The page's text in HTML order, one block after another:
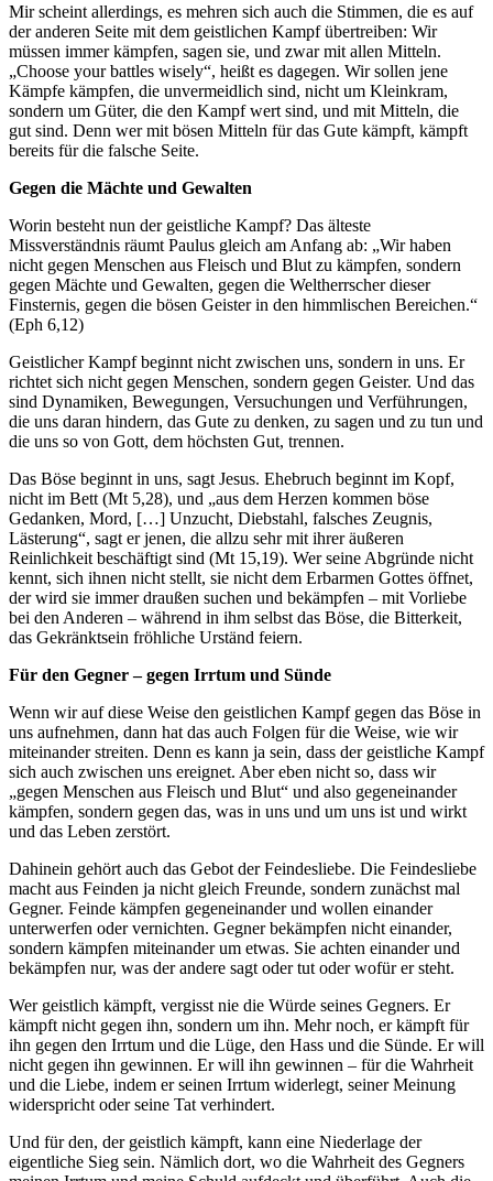
Mir scheint allerdings, es mehren sich auch die Stimmen, die es auf
der anderen Seite mit dem geistlichen Kampf übertreiben: Wir
müssen immer kämpfen, sagen sie, und zwar mit allen Mitteln.
„Choose your battles wisely“, heißt es dagegen. Wir sollen jene
Kämpfe kämpfen, die unvermeidlich sind, nicht um Kleinkram,
sondern um Güter, die den Kampf wert sind, und mit Mitteln, die
gut sind. Denn wer mit bösen Mitteln für das Gute kämpft, kämpft
bereits für die falsche Seite.
Gegen die Mächte und Gewalten
Worin besteht nun der geistliche Kampf? Das älteste
Missverständnis räumt Paulus gleich am Anfang ab: „Wir haben
nicht gegen Menschen aus Fleisch und Blut zu kämpfen, sondern
gegen Mächte und Gewalten, gegen die Weltherrscher dieser
Finsternis, gegen die bösen Geister in den himmlischen Bereichen.“
(Eph 6,12)
Geistlicher Kampf beginnt nicht zwischen uns, sondern in uns. Er
richtet sich nicht gegen Menschen, sondern gegen Geister. Und das
sind Dynamiken, Bewegungen, Versuchungen und Verführungen,
die uns daran hindern, das Gute zu denken, zu sagen und zu tun und
die uns so von Gott, dem höchsten Gut, trennen.
Das Böse beginnt in uns, sagt Jesus. Ehebruch beginnt im Kopf,
nicht im Bett (Mt 5,28), und „aus dem Herzen kommen böse
Gedanken, Mord, […] Unzucht, Diebstahl, falsches Zeugnis,
Lästerung“, sagt er jenen, die allzu sehr mit ihrer äußeren
Reinlichkeit beschäftigt sind (Mt 15,19). Wer seine Abgründe nicht
kennt, sich ihnen nicht stellt, sie nicht dem Erbarmen Gottes öffnet,
der wird sie immer draußen suchen und bekämpfen – mit Vorliebe
bei den Anderen – während in ihm selbst das Böse, die Bitterkeit,
das Gekränktsein fröhliche Urständ feiern.
Für den Gegner – gegen Irrtum und Sünde
Wenn wir auf diese Weise den geistlichen Kampf gegen das Böse in
uns aufnehmen, dann hat das auch Folgen für die Weise, wie wir
miteinander streiten. Denn es kann ja sein, dass der geistliche Kampf
sich auch zwischen uns ereignet. Aber eben nicht so, dass wir
„gegen Menschen aus Fleisch und Blut“ und also gegeneinander
kämpfen, sondern gegen das, was in uns und um uns ist und wirkt
und das Leben zerstört.
Dahinein gehört auch das Gebot der Feindesliebe. Die Feindesliebe
macht aus Feinden ja nicht gleich Freunde, sondern zunächst mal
Gegner. Feinde kämpfen gegeneinander und wollen einander
unterwerfen oder vernichten. Gegner bekämpfen nicht einander,
sondern kämpfen miteinander um etwas. Sie achten einander und
bekämpfen nur, was der andere sagt oder tut oder wofür er steht.
Wer geistlich kämpft, vergisst nie die Würde seines Gegners. Er
kämpft nicht gegen ihn, sondern um ihn. Mehr noch, er kämpft für
ihn gegen den Irrtum und die Lüge, den Hass und die Sünde. Er will
nicht gegen ihn gewinnen. Er will ihn gewinnen – für die Wahrheit
und die Liebe, indem er seinen Irrtum widerlegt, seiner Meinung
widerspricht oder seine Tat verhindert.
Und für den, der geistlich kämpft, kann eine Niederlage der
eigentliche Sieg sein. Nämlich dort, wo die Wahrheit des Gegners